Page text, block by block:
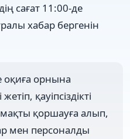
сағат 11:00-де
хабар бергенін
оқиға орнына
қауіпсіздікті
қоршауға алып,
мен персоналды